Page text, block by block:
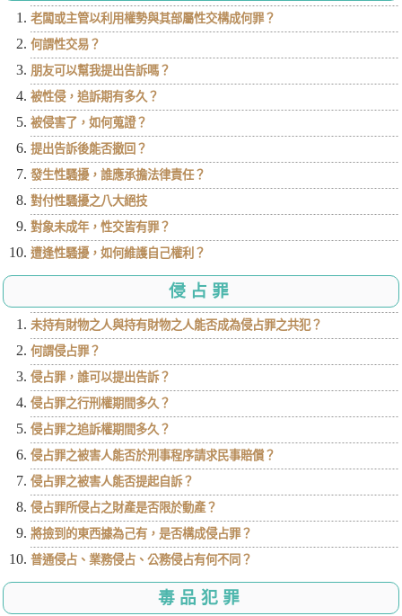
老闆或主管以利用權勢與其部屬性交構成何罪？
何謂性交易？
朋友可以幫我提出告訴嗎？
被性侵，追訴期有多久？
被侵害了，如何蒐證？
提出告訴後能否撤回？
發生性騷擾，誰應承擔法律責任？
對付性騷擾之八大絕技
對象未成年，性交皆有罪？
遭逢性騷擾，如何維護自己權利？
侵占罪
未持有財物之人與持有財物之人能否成為侵占罪之共犯？
何謂侵占罪？
侵占罪，誰可以提出告訴？
侵占罪之行刑權期間多久？
侵占罪之追訴權期間多久？
侵占罪之被害人能否於刑事程序請求民事賠償？
侵占罪之被害人能否提起自訴？
侵占罪所侵占之財產是否限於動產？
將撿到的東西據為己有，是否構成侵占罪？
普通侵占、業務侵占、公務侵占有何不同？
毒品犯罪